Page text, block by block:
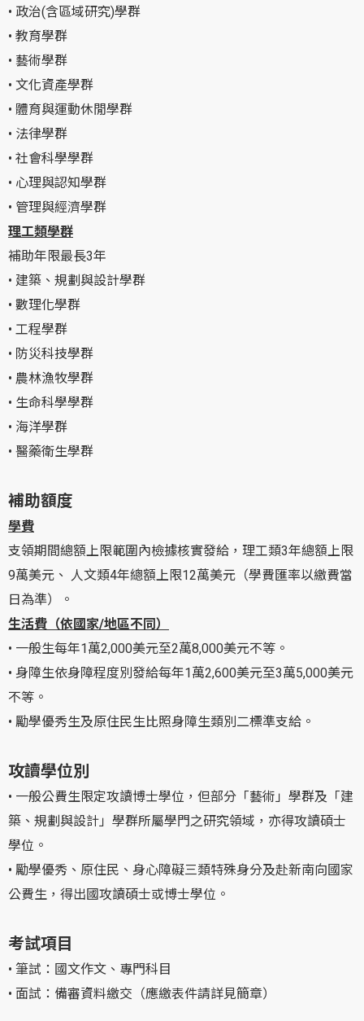
• 政治(含區域研究)學群
• 教育學群
• 藝術學群
• 文化資產學群
• 體育與運動休閒學群
• 法律學群
• 社會科學學群
• 心理與認知學群
• 管理與經濟學群
理工類學群
補助年限最長3年
• 建築、規劃與設計學群
• 數理化學群
• 工程學群
• 防災科技學群
• 農林漁牧學群
• 生命科學學群
• 海洋學群
• 醫藥衛生學群
補助額度
學費
支領期間總額上限範圍內檢據核實發給，理工類3年總額上限
9萬美元、 人文類4年總額上限12萬美元（學費匯率以繳費當
日為準）。
生活費（依國家/地區不同）
• 一般生每年1萬2,000美元至2萬8,000美元不等。
• 身障生依身障程度別發給每年1萬2,600美元至3萬5,000美元
不等。
• 勵學優秀生及原住民生比照身障生類別二標準支給。
攻讀學位別
• 一般公費生限定攻讀博士學位，但部分「藝術」學群及「建
築、規劃與設計」學群所屬學門之研究領域，亦得攻讀碩士
學位。
• 勵學優秀、原住民、身心障礙三類特殊身分及赴新南向國家
公費生，得出國攻讀碩士或博士學位。
考試項目
• 筆試：國文作文、專門科目
• 面試：備審資料繳交（應繳表件請詳見簡章）